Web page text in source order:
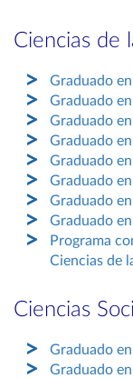
Ciencias de
Graduado
Graduado
Graduado
Graduado
Graduado
Graduado
Graduado
Graduado
Programa
Ciencias de
Ciencias
Graduado
Graduado